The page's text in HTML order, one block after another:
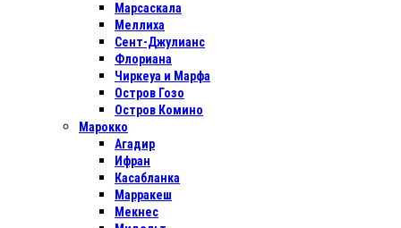
Марсаскала
Меллиха
Сент-Джулианс
Флориана
Чиркеуа и Марфа
Остров Гозо
Остров Комино
Марокко
Агадир
Ифран
Касабланка
Марракеш
Мекнес